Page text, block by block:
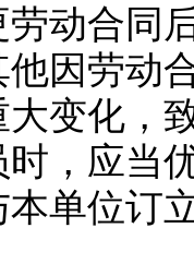
动合同
劳动合
变化，
应当优
位订立